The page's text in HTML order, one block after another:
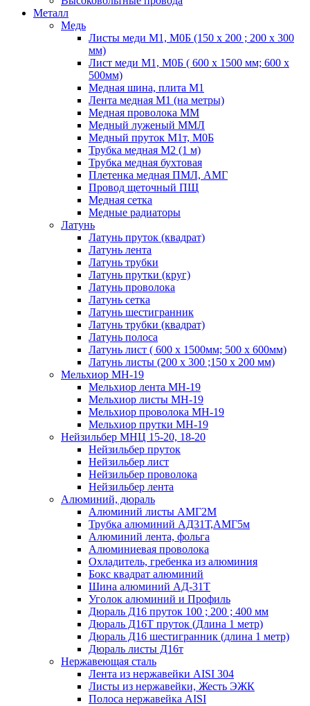
Металл
Медь
Листы меди М1, М0Б (150 х 200 ; 200 х 300
мм)
Лист меди М1, М0Б ( 600 х 1500 мм; 600 х
500мм)
Медная шина, плита М1
Лента медная М1 (на метры)
Медная проволока ММ
Медный луженый ММЛ
Медный пруток М1т, М0Б
Трубка медная М2 (1 м)
Трубка медная бухтовая
Плетенка медная ПМЛ, АМГ
Провод щеточный ПЩ
Медная сетка
Медные радиаторы
Латунь
Латунь пруток (квадрат)
Латунь лента
Латунь трубки
Латунь прутки (круг)
Латунь проволока
Латунь сетка
Латунь шестигранник
Латунь трубки (квадрат)
Латунь полоса
Латунь лист ( 600 х 1500мм; 500 х 600мм)
Латунь листы (200 х 300 ;150 х 200 мм)
Мельхиор МН-19
Мельхиор лента МН-19
Мельхиор листы МН-19
Мельхиор проволока МН-19
Мельхиор прутки МН-19
Нейзильбер МНЦ 15-20, 18-20
Нейзильбер пруток
Нейзильбер лист
Нейзильбер проволока
Нейзильбер лента
Алюминий, дюраль
Алюминий листы АМГ2М
Трубка алюминий АД31Т,АМГ5м
Алюминий лента, фольга
Алюминиевая проволока
Охладитель, гребенка из алюминия
Бокс квадрат алюминий
Шина алюминий АД-31Т
Уголок алюминий и Профиль
Дюраль Д16 пруток 100 ; 200 ; 400 мм
Дюраль Д16Т пруток (Длина 1 метр)
Дюраль Д16 шестигранник (длина 1 метр)
Дюраль листы Д16т
Нержавеющая сталь
Лента из нержавейки AISI 304
Листы из нержавейки, Жесть ЭЖК
Полоса нержавейка АISI